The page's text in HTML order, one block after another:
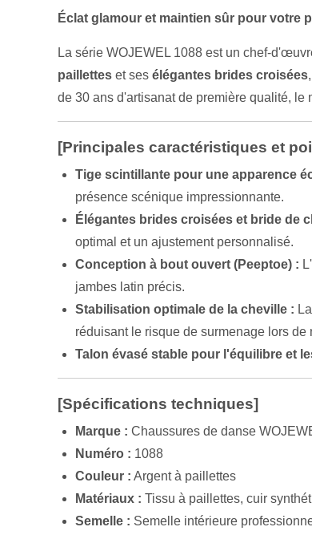
Éclat glamour et maintien sûr pour votre
La série WOJEWEL 1088 est un chef-
paillettes et ses élégantes brides croisées
de 30 ans d'artisanat de première qualité,
[Principales caractéristiques et
Tige scintillante pour une apparence
présence scénique impressionnante.
Élégantes brides croisées et bride de
optimal et un ajustement personnalisé.
Conception à bout ouvert (Peeptoe) :
jambes latin précis.
Stabilisation optimale de la cheville :
réduisant le risque de surmenage lors
Talon évasé stable pour l'équilibre et
[Spécifications techniques]
Marque : Chaussures de danse
Numéro : 1088
Couleur : Argent à paillettes
Matériaux : Tissu à paillettes, cuir
Semelle : Semelle intérieure